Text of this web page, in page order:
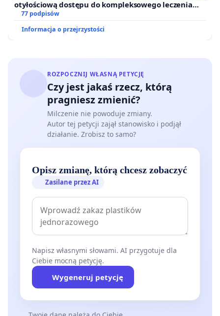
otyłościową dostępu do kompleksowego leczenia
oraz programów profilaktycznych.
77 podpisów
Informacja o przejrzystości
ROZPOCZNIJ WŁASNĄ PETYCJĘ
Czy jest jakaś rzecz, którą
pragniesz zmienić?
Milczenie nie powoduje zmiany.
Autor tej petycji zajął stanowisko i podjął
działanie. Zrobisz to samo?
Opisz zmianę, którą chcesz zobaczyć
Zasilane przez AI
Napisz własnymi słowami. AI przygotuje dla
Ciebie mocną petycję.
Wygeneruj petycję